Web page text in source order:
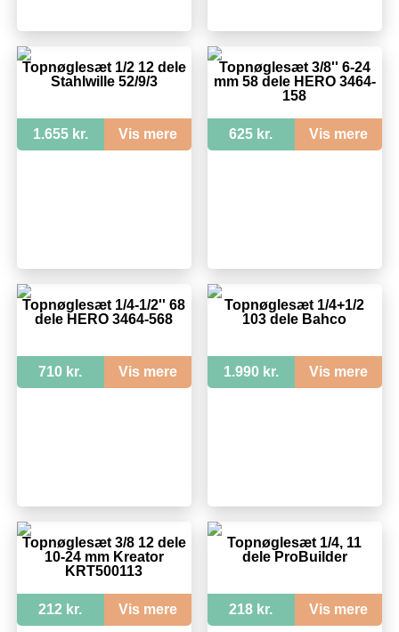
Topnøglesæt 1/2 12 dele
Stahlwille 52/9/3
1.655 kr. Vis mere
Topnøglesæt 3/8'' 6-24
mm 58 dele HERO 3464-
158
625 kr. Vis mere
Topnøglesæt 1/4-1/2'' 68
dele HERO 3464-568
710 kr. Vis mere
Topnøglesæt 1/4+1/2
103 dele Bahco
1.990 kr. Vis mere
Topnøglesæt 3/8 12 dele
10-24 mm Kreator
KRT500113
212 kr. Vis mere
Topnøglesæt 1/4, 11
dele ProBuilder
218 kr. Vis mere